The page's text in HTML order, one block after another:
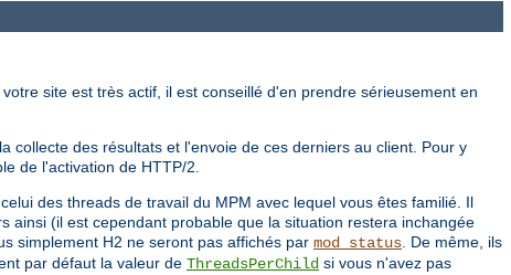
site est très actif, il est conseillé d'en prendre sérieusement en
collecte des résultats et l'envoie de ces derniers au client. Pour y
de l'activation de HTTP/2.
des threads de travail du MPM avec lequel vous êtes familié. Il
ainsi (il est cependant probable que la situation restera inchangée
simplement H2 ne seront pas affichés par mod_status . De même, ils
par défaut la valeur de ThreadsPerChild si vous n'avez pas